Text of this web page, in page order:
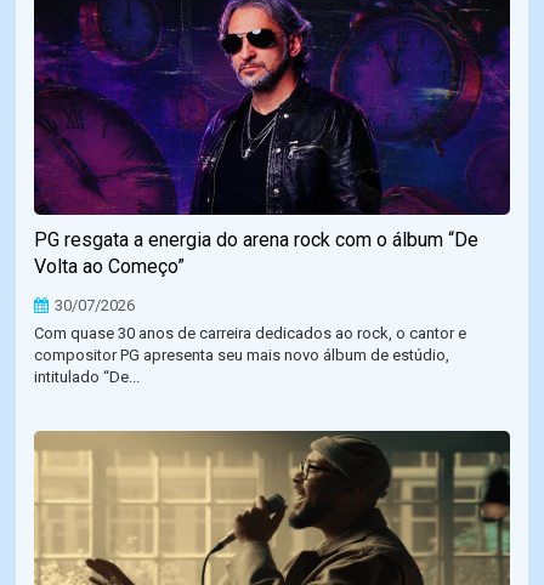
PG resgata a energia do arena rock com o álbum “De
Volta ao Começo”
30/07/2026
Com quase 30 anos de carreira dedicados ao rock, o cantor e
compositor PG apresenta seu mais novo álbum de estúdio,
intitulado “De...